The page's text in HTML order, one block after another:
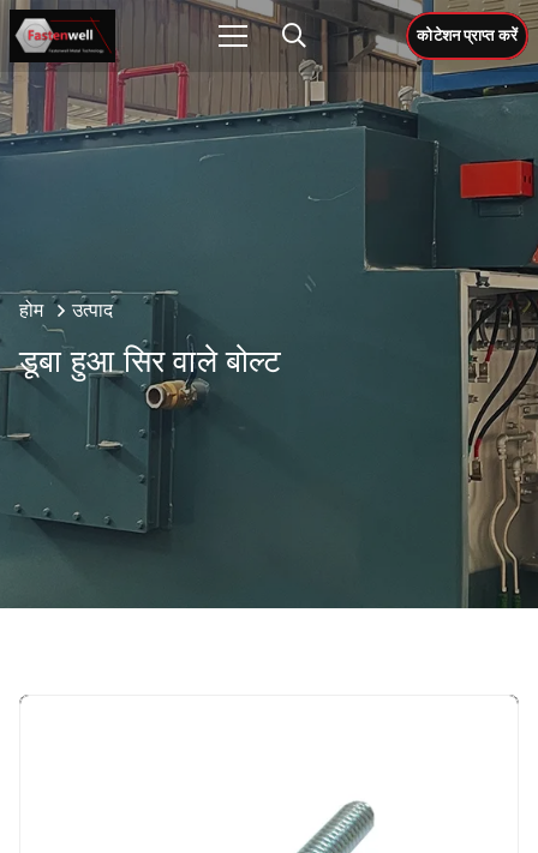
कोटेशन प्राप्त करें
होम उत्पाद
डूबा हुआ सिर वाले बोल्ट